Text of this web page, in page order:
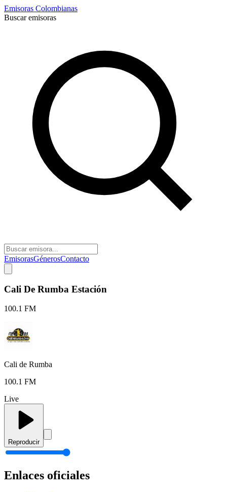
Emisoras Colombianas
Buscar emisoras
EmisorasGénerosContacto
Cali De Rumba Estación
100.1 FM
Cali de Rumba
100.1 FM
Live
Reproducir
Enlaces oficiales